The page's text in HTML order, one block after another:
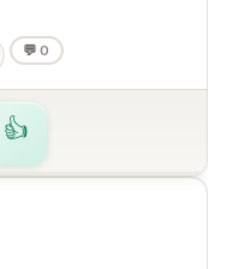
💬 0
👍